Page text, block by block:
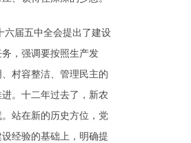
届五中全会提出了建设
，强调要按照生产发
村容整洁、管理民主的
。十二年过去了，新农
站在新的历史方位，党
经验的基础上，明确提